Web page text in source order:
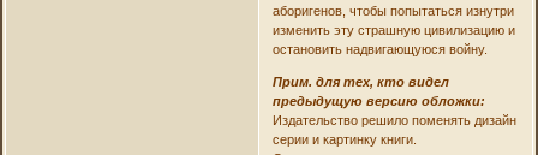
аборигенов, чтобы попытаться изнутри
изменить эту страшную цивилизацию и
остановить надвигающуюся войну.
Прим. для тех, кто видел
предыдущую версию обложки:
Издательство решило поменять дизайн
серии и картинку книги.